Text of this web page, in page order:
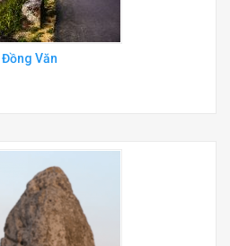
Văn